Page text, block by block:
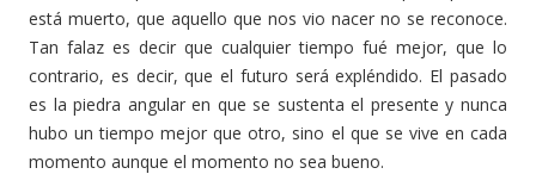
está muerto, que aquello que nos vio nacer no se reconoce.
Tan falaz es decir que cualquier tiempo fué mejor, que lo
contrario, es decir, que el futuro será expléndido. El pasado
es la piedra angular en que se sustenta el presente y nunca
hubo un tiempo mejor que otro, sino el que se vive en cada
momento aunque el momento no sea bueno.